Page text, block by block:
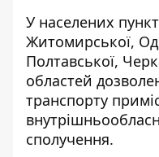
У населених
Житомирської,
Полтавської,
областей
транспорту
сполучення.